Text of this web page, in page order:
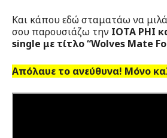
Και κάπου εδώ σταματάω να
σου παρουσιάζω την IOTA PHI
single με τίτλο “Wolves Mate
Απόλαυε το ανεύθυνα! Μόνο